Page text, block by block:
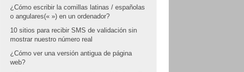
¿Cómo escribir la comillas latinas / españolas
o angulares(« ») en un ordenador?
10 sitios para recibir SMS de validación sin
mostrar nuestro número real
¿Cómo ver una versión antigua de página
web?